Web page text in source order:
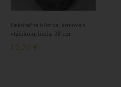
Dekoračná klietka, kovová s
vtáčikom, biela, 38 cm
10,70 €